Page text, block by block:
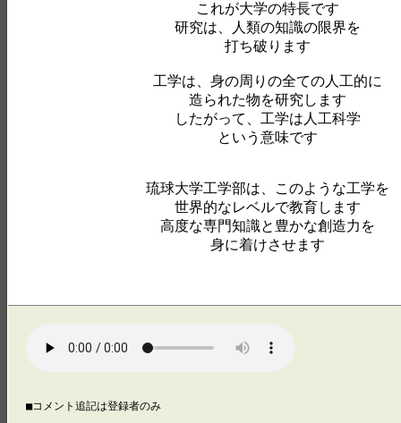
これが大学の特長です
研究は、人類の知識の限界を
打ち破ります
工学は、身の周りの全ての人工的に
造られた物を研究します
したがって、工学は人工科学
という意味です
琉球大学工学部は、このような工学を
世界的なレベルで教育します
高度な専門知識と豊かな創造力を
身に着けさせます
■コメント追記は登録者のみ